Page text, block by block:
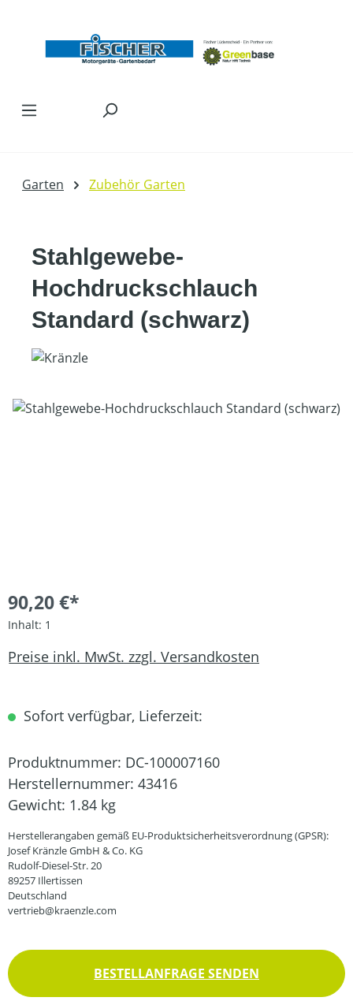
Garten Zubehör Garten
Stahlgewebe-
Hochdruckschlauch
Standard (schwarz)
Bildergalerie überspringen
90,20 €*
Inhalt: 1
Preise inkl. MwSt. zzgl. Versandkosten
Sofort verfügbar, Lieferzeit:
Produktnummer: DC-100007160
Herstellernummer: 43416
Gewicht: 1.84 kg
Herstellerangaben gemäß EU-Produktsicherheitsverordnung (GPSR):
Josef Kränzle GmbH & Co. KG
Rudolf-Diesel-Str. 20
89257 Illertissen
Deutschland
vertrieb@kraenzle.com
BESTELLANFRAGE SENDEN